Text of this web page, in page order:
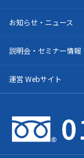
お知らせ・ニュース
説明会・セミナー情報
運営 Webサイト